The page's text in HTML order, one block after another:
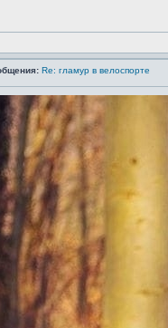
Re: гламур в велоспорте